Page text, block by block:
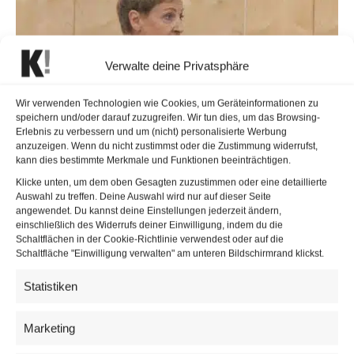
Verwalte deine Privatsphäre
Wir verwenden Technologien wie Cookies, um Geräteinformationen zu
speichern und/oder darauf zuzugreifen. Wir tun dies, um das Browsing-
Erlebnis zu verbessern und um (nicht) personalisierte Werbung
anzuzeigen. Wenn du nicht zustimmst oder die Zustimmung widerrufst,
kann dies bestimmte Merkmale und Funktionen beeinträchtigen.
Klicke unten, um dem oben Gesagten zuzustimmen oder eine detaillierte
Auswahl zu treffen. Deine Auswahl wird nur auf dieser Seite
angewendet. Du kannst deine Einstellungen jederzeit ändern,
einschließlich des Widerrufs deiner Einwilligung, indem du die
Schaltflächen in der Cookie-Richtlinie verwendest oder auf die
Schaltfläche "Einwilligung verwalten" am unteren Bildschirmrand klickst.
Statistiken
Marketing
Nationalratsabgeordnete Sibylle Hamann | © Parlamentsdirektion / Ulrike
Kinder nach Klassen und in Klassen